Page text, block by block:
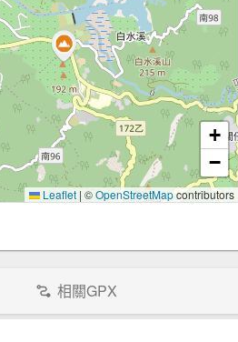
+
−
Leaflet | ©OpenStreetMapcontributors
相關GPX